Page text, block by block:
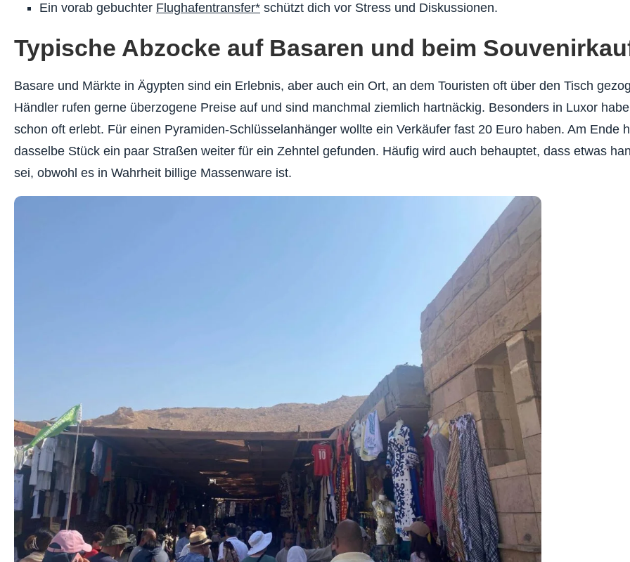
Ein vorab gebuchter Flughafentransfer* schützt dich vor Stress und Diskussionen.
Typische Abzocke auf Basaren und beim
Basare und Märkte in Ägypten sind ein Erlebnis, aber auch ein Ort, an dem Touristen oft über den Tisch
Händler rufen gerne überzogene Preise auf und sind manchmal ziemlich hartnäckig. Besonders in Luxor
schon oft erlebt. Für einen Pyramiden-Schlüsselanhänger wollte ein Verkäufer fast 20 Euro haben. Am Ende
dasselbe Stück ein paar Straßen weiter für ein Zehntel gefunden. Häufig wird auch behauptet, dass etwas
sei, obwohl es in Wahrheit billige Massenware ist.